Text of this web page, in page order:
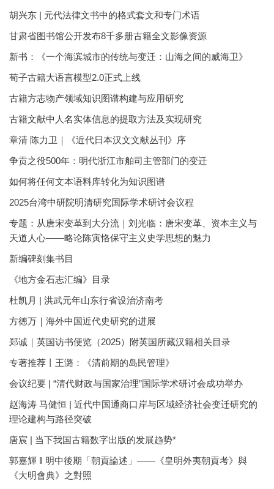
胡兴东 | 元代法律文书中的格式套文和专门术语
甘肃省图书馆公开发布8千多册古籍全文影像资源
新书：《一个海滨城市的传统与变迁：山海之间的威海卫》
荀子古籍大语言模型2.0正式上线
古籍方志物产领域知识图谱构建与应用研究
古籍文献中人名实体信息的提取方法及实现研究
章清 陈力卫｜《近代日本汉文文献丛刊》序
争贡之役500年：明代浙江市舶司主管部门的变迁
如何将任何文本语料库转化为知识图谱
2025台湾中研院明清研究国际学术研讨会议程
专题：从唐宋变革到大分流｜刘光临：唐宋变革、资本主义与
天道人心——略论陈寅恪保守主义史学思想的魅力
新编碑刻集书目
《地方金石志汇编》目录
杜凯月 | 洪武元年山东行省设治济南考
方徳万｜海外中国近代史研究的进展
郑诚｜英国访书便览（2025）附英国所藏汉籍相关目录
专著推荐丨王潞：《清前期的岛民管理》
会议纪要 | “清代财政与国家治理”国际学术研讨会成功举办
赵海涛 马健恒 | 近代中国通商口岸与区域经济社会变迁研究的
理论建构与路径突破
唐宸 | 当下我国古籍数字出版的发展趋势*
郭嘉輝 ‖ 明中後期「朝貢論述」——《皇明外夷朝貢考》與
《大明會典》之對照